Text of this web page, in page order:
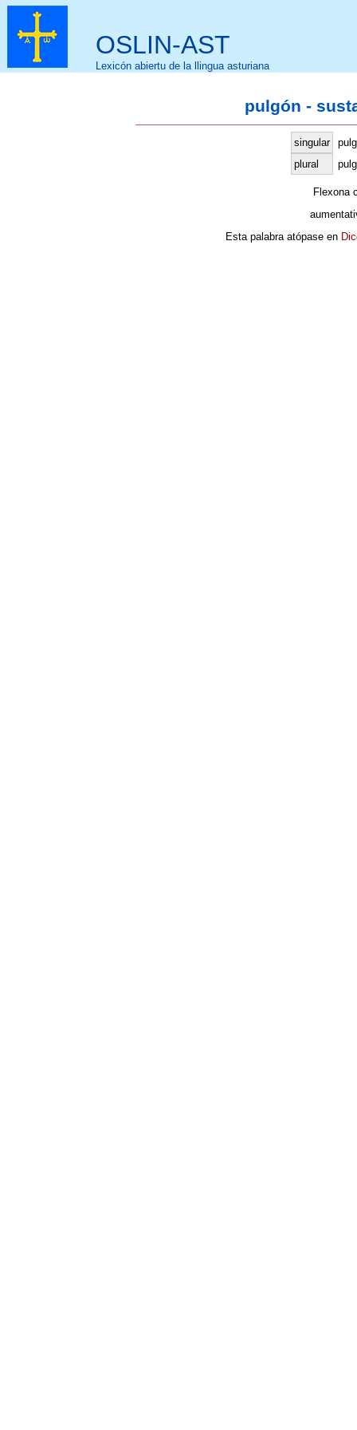
OSLIN-AST
Lexicón abiertu de la llingua asturiana
pulgón -
singular
plural
Flexona
Esta palabra atópase en